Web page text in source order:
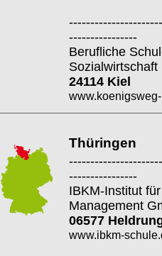
----------------
Berufliche
24114 Kiel
Thüringen
----------------
IBKM-Institut
Management
06577
www.ibkm-